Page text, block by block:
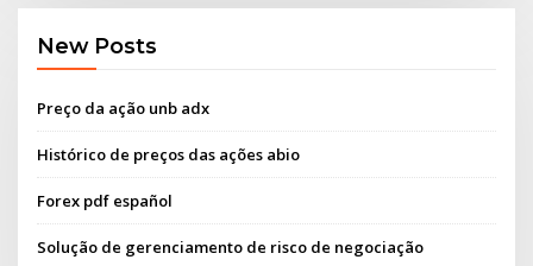
New Posts
Preço da ação unb adx
Histórico de preços das ações abio
Forex pdf español
Solução de gerenciamento de risco de negociação